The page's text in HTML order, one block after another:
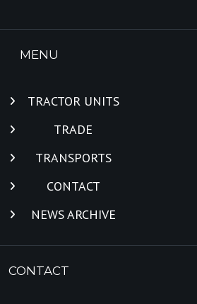
MENU
TRACTOR UNITS
TRADE
TRANSPORTS
CONTACT
NEWS ARCHIVE
CONTACT